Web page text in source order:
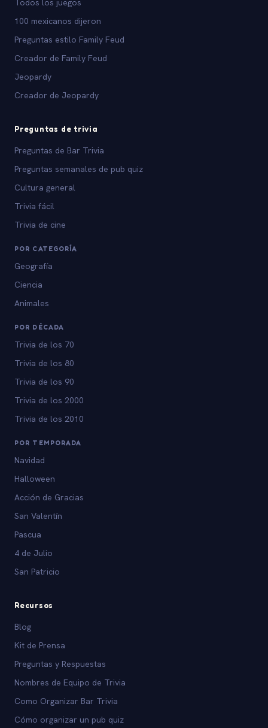
Todos los juegos
100 mexicanos dijeron
Preguntas estilo Family Feud
Creador de Family Feud
Jeopardy
Creador de Jeopardy
Preguntas de trivia
Preguntas de Bar Trivia
Preguntas semanales de pub quiz
Cultura general
Trivia fácil
Trivia de cine
POR CATEGORÍA
Geografía
Ciencia
Animales
POR DÉCADA
Trivia de los 70
Trivia de los 80
Trivia de los 90
Trivia de los 2000
Trivia de los 2010
POR TEMPORADA
Navidad
Halloween
Acción de Gracias
San Valentín
Pascua
4 de Julio
San Patricio
Recursos
Blog
Kit de Prensa
Preguntas y Respuestas
Nombres de Equipo de Trivia
Como Organizar Bar Trivia
Cómo organizar un pub quiz